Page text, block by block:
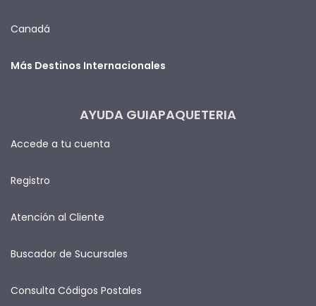
Canadá
Más Destinos Internacionales
AYUDA GUIAPAQUETERIA
Accede a tu cuenta
Registro
Atención al Cliente
Buscador de Sucursales
Consulta Códigos Postales